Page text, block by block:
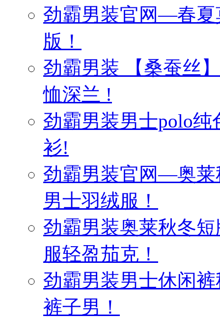
劲霸男装官网—春夏
版！
劲霸男装 【桑蚕丝
恤深兰 !
劲霸男装男士polo
衫!
劲霸男装官网—奥莱
男士羽绒服！
劲霸男装奥莱秋冬
服轻盈茄克！
劲霸男装男士休闲
裤子男！